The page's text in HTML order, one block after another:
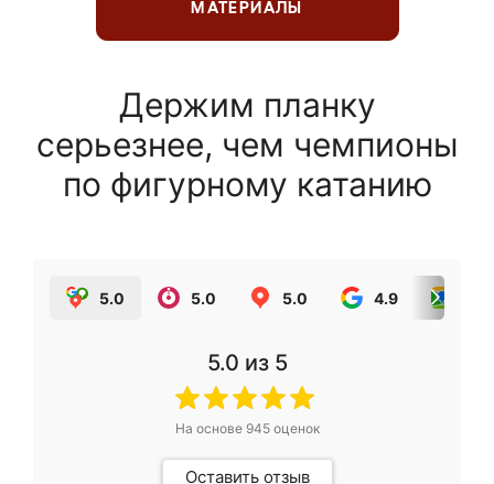
МАТЕРИАЛЫ
Держим планку
серьезнее, чем чемпионы
по фигурному катанию
5.0 5.0 5.0 4.9
5.0 из 5
На основе 945оценок
Оставить отзыв